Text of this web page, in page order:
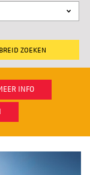
ZOEKEN
INFO